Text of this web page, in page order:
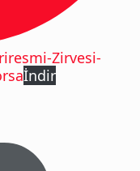
Zirvesi-
İndir